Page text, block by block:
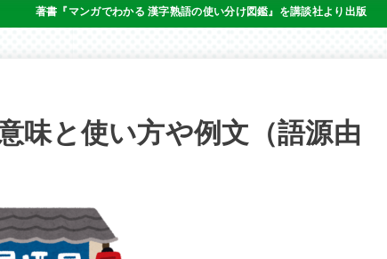
著書『マンガでわかる 漢字熟語の使い分け図鑑』を講談社より出版
味と使い方や例文（語源由